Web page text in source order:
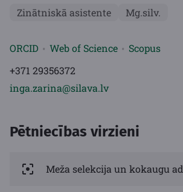
Zinātniskā asistente Mg.silv.
ORCID Web of Science
Scopus
+371 29356372
inga.zarina@silava.lv
Pētniecības virzieni
Meža selekcija un kokaugu